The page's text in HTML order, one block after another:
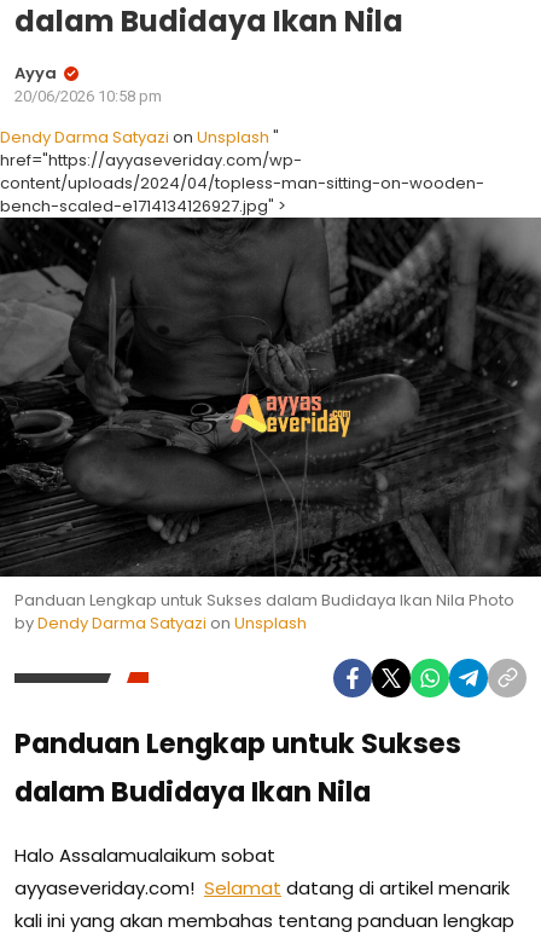
dalam Budidaya Ikan Nila
Ayya
20/06/2026 10:58 pm
Dendy Darma Satyazi on Unsplash "
href="https://ayyaseveriday.com/wp-
content/uploads/2024/04/topless-man-sitting-on-wooden-
bench-scaled-e1714134126927.jpg" >
Panduan Lengkap untuk Sukses dalam Budidaya Ikan Nila Photo
byDendy Darma Satyazi on Unsplash
Panduan Lengkap untuk Sukses
dalam Budidaya Ikan Nila
Halo Assalamualaikum sobat
ayyaseveriday.com! Selamat datang di artikel menarik
kali ini yang akan membahas tentang panduan lengkap